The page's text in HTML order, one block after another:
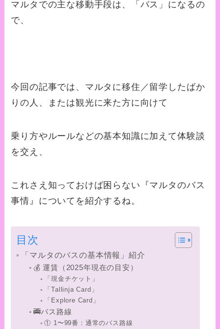
マルタでの主な移動手段は、「バス」になるの
で、
今回の記事では、マルタに移住／留学したばか
りの人、または観光に来た方に向けて
乗り方やルールなどの基本知識に加えて体験談
を交え、
これさえ知っておけば困らない『マルタのバス
事情』についてを紹介するね。
目次
「マルタのバスの基本情報」紹介
💰 運賃（2025年現在の目安）
「現金チケット」
「Tallinja Card」
「Explore Card」
🚎バス路線
① 1〜99番：通常のバス路線